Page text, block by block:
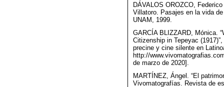
DÁVALOS OROZCO,
Villatoro. Pasajes en la vida
UNAM, 1999.
GARCÍA BLIZZARD, Mónica.
Citizenship in Tepeyac
precine y cine silente en
http://
de marzo de 2020].
MARTÍNEZ, Ángel. “El
Vivomatografías. Revista de